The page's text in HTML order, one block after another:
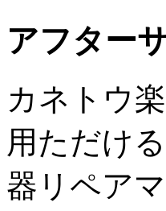
アフター
カネトウ
用ただけ
器リペア